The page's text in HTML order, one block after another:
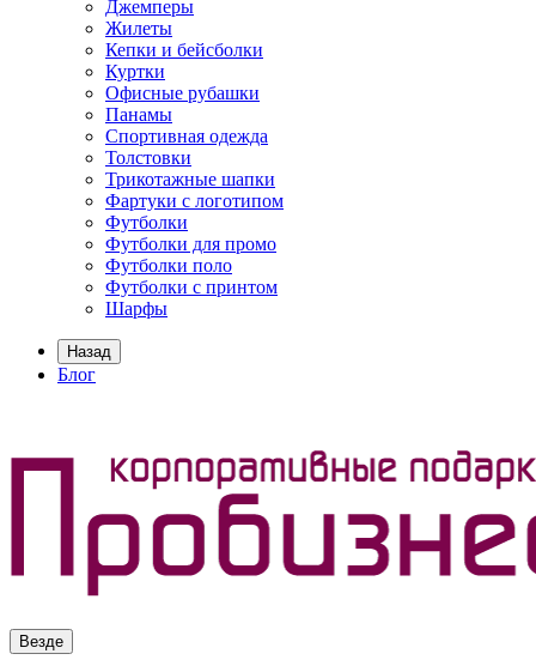
Джемперы
Жилеты
Кепки и бейсболки
Куртки
Офисные рубашки
Панамы
Спортивная одежда
Толстовки
Трикотажные шапки
Фартуки с логотипом
Футболки
Футболки для промо
Футболки поло
Футболки с принтом
Шарфы
Назад
Блог
Везде